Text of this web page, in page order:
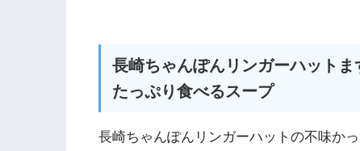
長崎ちゃんぽんリンガーハット
たっぷり食べるスープ
長崎ちゃんぽんリンガーハットの不味か